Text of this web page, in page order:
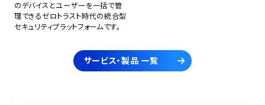
のデバイスとユーザーを一括で管
理できるゼロトラスト時代の統合型
セキュリティプラットフォームです。
サービス・製品 一覧